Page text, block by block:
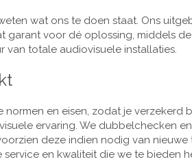
wat ons te doen staat. Ons
garant voor dé oplossing, middels
van totale audiovisuele installaties.
en eisen, zodat je verzekerd
ervaring. We dubbelchecken en
deze indien nodig van nieuwe
en kwaliteit die we te bieden